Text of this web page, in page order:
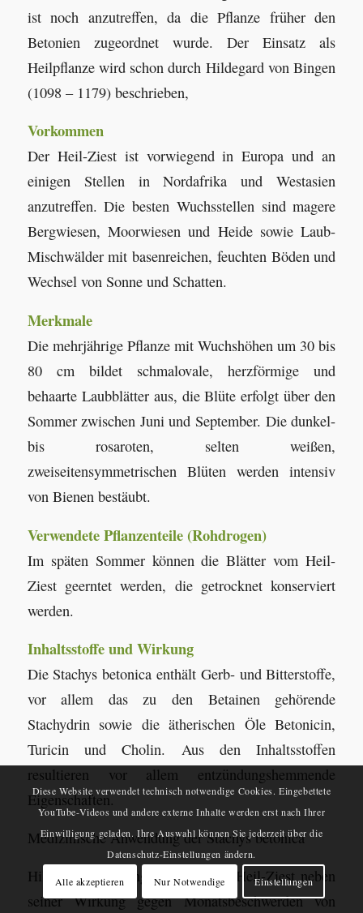
ist noch anzutreffen, da die Pflanze früher den
Betonien zugeordnet wurde. Der Einsatz als
Heilpflanze wird schon durch Hildegard von Bingen
(1098 – 1179) beschrieben,
Vorkommen
Der Heil-Ziest ist vorwiegend in Europa und an
einigen Stellen in Nordafrika und Westasien
anzutreffen. Die besten Wuchsstellen sind magere
Bergwiesen, Moorwiesen und Heide sowie Laub-
Mischwälder mit basenreichen, feuchten Böden und
Wechsel von Sonne und Schatten.
Merkmale
Die mehrjährige Pflanze mit Wuchshöhen um 30 bis
80 cm bildet schmalovale, herzförmige und
behaarte Laubblätter aus, die Blüte erfolgt über den
Sommer zwischen Juni und September. Die dunkel-
bis rosaroten, selten weißen,
zweiseitensymmetrischen Blüten werden intensiv
von Bienen bestäubt.
Verwendete Pflanzenteile (Rohdrogen)
Im späten Sommer können die Blätter vom Heil-
Ziest geerntet werden, die getrocknet konserviert
werden.
Inhaltsstoffe und Wirkung
Die Stachys betonica enthält Gerb- und Bitterstoffe,
vor allem das zu den Betainen gehörende
Stachydrin sowie die ätherischen Öle Betonicin,
Turicin und Cholin. Aus den Inhaltsstoffen
resultieren vor allem entzündungshemmende
Eigenschaften.
Medizinische Anwendung der Stachys betonica
Hildegard von Bingen wollte den Heil-Ziest neben
seiner Wirkung gegen Monatsbeschwerden von
Diese Website verwendet technisch notwendige Cookies. Eingebettete
YouTube-Videos und andere externe Inhalte werden erst nach Ihrer
Einwilligung geladen. Ihre Auswahl können Sie jederzeit über die
Datenschutz-Einstellungen ändern.
Alle akzeptieren Nur Notwendige Einstellungen